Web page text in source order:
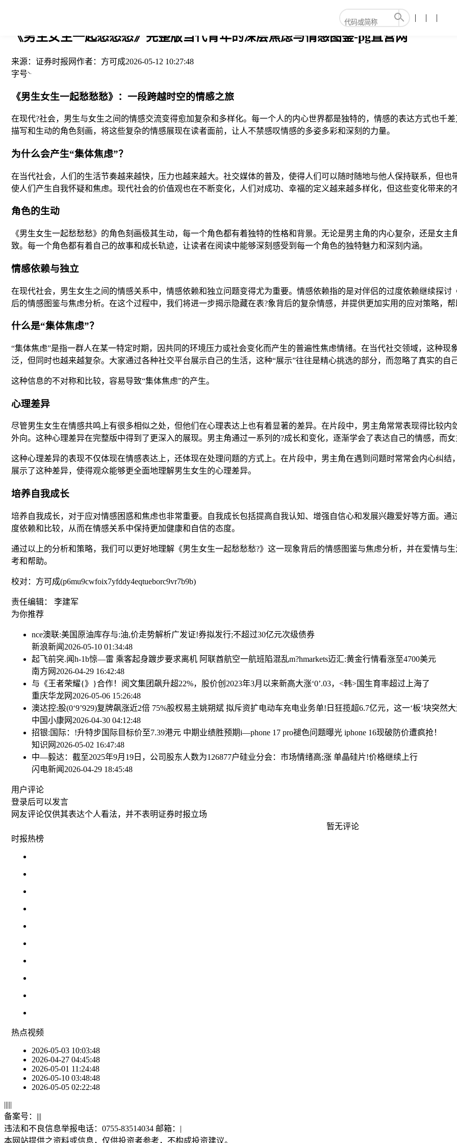
《男生女生一起愁愁愁》完整版当代青年的深层焦虑与情感图鉴-pg直营网
来源： 证券时报网作者： 方可成2026-05-12 10:27:48
字号
《男生女生一起愁愁愁》：一段跨越时空的情感之旅
在现代?社会，男生与女生之间的情感交流变得愈加复杂和多样化。每一个人的内心世界都是独特的，情感的表达方式也千
描写和生动的角色刻画，将这些复杂的情感展现在读者面前，让人不禁感叹情感的多姿多彩和深刻的力量。
为什么会产生“集体焦虑”？
在当代社会，人们的生活节奏越来越快，压力也越来越大。社交媒体的普及，使得人们可以随时随地与他人保持联系，但
使人们产生自我怀疑和焦虑。现代社会的价值观也在不断变化，人们对成功、幸福的定义越来越多样化，但这些变化带来的
角色的生动
《男生女生一起愁愁愁》的角色刻画极其生动，每一个角色都有着独特的性格和背景。无论是男主角的内心复杂，还是女
致。每一个角色都有着自己的故事和成长轨迹，让读者在阅读中能够深刻感受到每一个角色的独特魅力和深刻内涵。
情感依赖与独立
在现代社会，男生女生之间的情感关系中，情感依赖和独立问题变得尤为重要。情感依赖指的是对伴侣的过度依赖继续探
后的情感图鉴与焦虑分析。在这个过程中，我们将进一步揭示隐藏在表?象背后的复杂情感，并提供更加实用的应对策略，
什么是“集体焦虑”？
“集体焦虑”是指一群人在某一特定时期，因共同的环境压力或社会变化而产生的普遍性焦虑情绪。在当代社交领域，这种
泛，但同时也越来越复杂。大家通过各种社交平台展示自己的生活，这种“展示”往往是精心挑选的部分，而忽略了真实的自
这种信息的不对称和比较，容易导致“集体焦虑”的产生。
心理差异
尽管男生女生在情感共鸣上有很多相似之处，但他们在心理表达上也有着显著的差异。在片段中，男主角常常表现得比较
外向。这种心理差异在完整版中得到了更深入的展现。男主角通过一系列的?成长和变化，逐渐学会了表达自己的情感，而
这种心理差异的表现不仅体现在情感表达上，还体现在处理问题的方式上。在片段中，男主角在遇到问题时常常会内心纠
展示了这种差异，使得观众能够更全面地理解男生女生的心理差异。
培养自我成长
培养自我成长，对于应对情感困惑和焦虑也非常重要。自我成长包括提高自我认知、增强自信心和发展兴趣爱好等方面。
度依赖和比较，从而在情感关系中保持更加健康和自信的态度。
通过以上的分析和策略，我们可以更好地理解《男生女生一起愁愁愁?》这一现象背后的情感图鉴与焦虑分析，并在爱情与
考和帮助。
校对：方可成(p6mu9cwfoix7yfddy4eqtueborc9vr7b9b)
责任编辑： 李建军
为你推荐
nce澳联:美国原油库存与:油,价走势解析广发证!券拟发行;不超过30亿元次级债券
新浪新闻 2026-05-10 01:34:48
起飞前突.闻h-1b惊—雷 乘客起身踱步要求离机 阿联酋航空一航班陷混乱m?hmarkets迈汇:黄金行情看涨至4700美元
南方网 2026-04-29 16:42:48
与《王者荣耀{》}合作！阅文集团飙升超22%，股价创2023年3月以来新高大涨‘0’.03，<韩>国生育率超过上海了
重庆华龙网 2026-05-06 15:26:48
澳达控;股(0‘9’929)复牌飙涨近2倍 75%股权易主姚朔斌 拟斥资扩电动车充电业务单!日狂揽超6.7亿元，这一‘板’块突然
中国小康网 2026-04-30 04:12:48
招银:国际：!升特步国际目标价至7.39港元 中期业绩胜预期i—phone 17 pro褪色问题曝光 iphone 16现破防价遭疯抢！
知识网 2026-05-02 16:47:48
中—毅达：截至2025年9月19日，公司股东人数为126877户硅业分会：市场情绪高;涨 单晶硅片!价格继续上行
闪电新闻 2026-04-29 18:45:48
用户评论
登录后可以发言
网友评论仅供其表达个人看法，并不表明证券时报立场
暂无评论
时报热榜
热点视频
2026-05-03 10:03:48
2026-04-27 04:45:48
2026-05-01 11:24:48
2026-05-10 03:48:48
2026-05-05 02:22:48
|||||
备案号： |||
违法和不良信息举报电话：0755-83514034 邮箱： |
本网站提供之资料或信息，仅供投资者参考，不构成投资建议。